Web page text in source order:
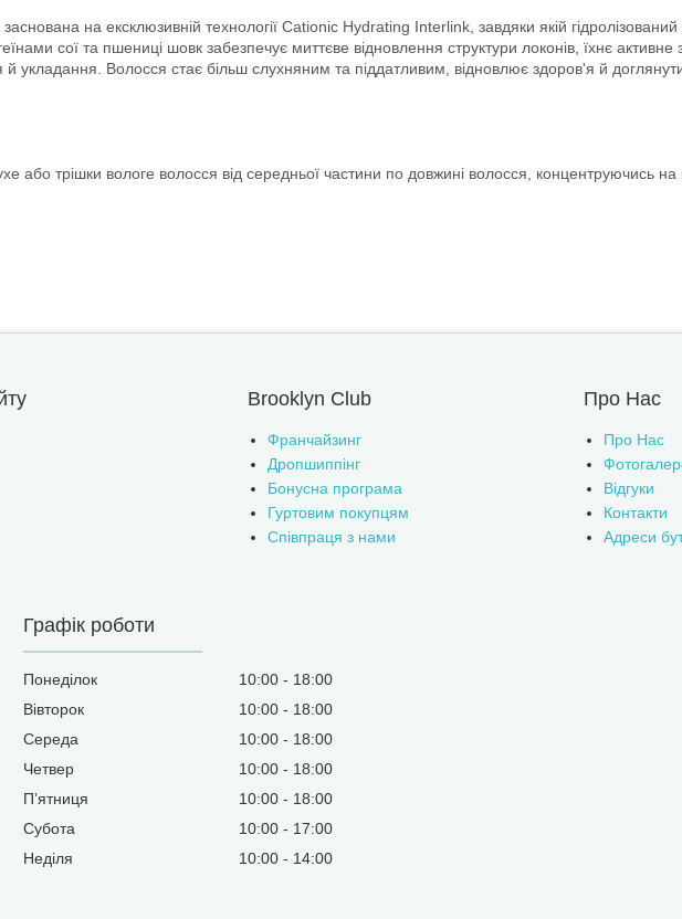
на ексклюзивній технології Cationic Hydrating Interlink, завдяки якій
сої та пшениці шовк забезпечує миттєве відновлення структури локонів, їхнє
укладання. Волосся стає більш слухняним та піддатливим, відновлює здоров'я й
або трішки вологе волосся від середньої частини по довжині волосся, концентруючись
Brooklyn Club
Франчайзинг
Дропшиппінг
Бонусна програма
Гуртовим покупцям
Співпраця з нами
Про Нас
Про Нас
Відгуки
Контакти
Адреси
Графік роботи
Понеділок 10:00
18:00
Вівторок
10:00
18:00
Середа
10:00
18:00
Четвер
10:00
18:00
Пʼятниця
10:00
18:00
Субота
10:00
17:00
Неділя
10:00 14:00